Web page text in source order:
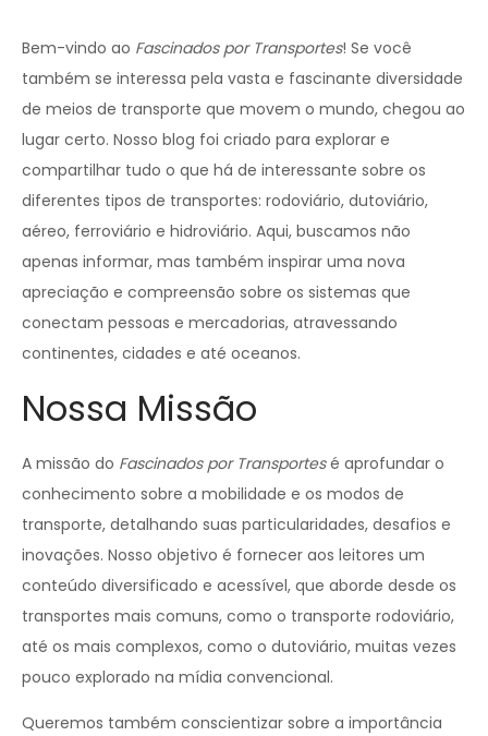
Bem-vindo ao Fascinados por Transportes! Se você
também se interessa pela vasta e fascinante diversidade
de meios de transporte que movem o mundo, chegou ao
lugar certo. Nosso blog foi criado para explorar e
compartilhar tudo o que há de interessante sobre os
diferentes tipos de transportes: rodoviário, dutoviário,
aéreo, ferroviário e hidroviário. Aqui, buscamos não
apenas informar, mas também inspirar uma nova
apreciação e compreensão sobre os sistemas que
conectam pessoas e mercadorias, atravessando
continentes, cidades e até oceanos.
Nossa Missão
A missão do Fascinados por Transportesé aprofundar o
conhecimento sobre a mobilidade e os modos de
transporte, detalhando suas particularidades, desafios e
inovações. Nosso objetivo é fornecer aos leitores um
conteúdo diversificado e acessível, que aborde desde os
transportes mais comuns, como o transporte rodoviário,
até os mais complexos, como o dutoviário, muitas vezes
pouco explorado na mídia convencional.
Queremos também conscientizar sobre a importância